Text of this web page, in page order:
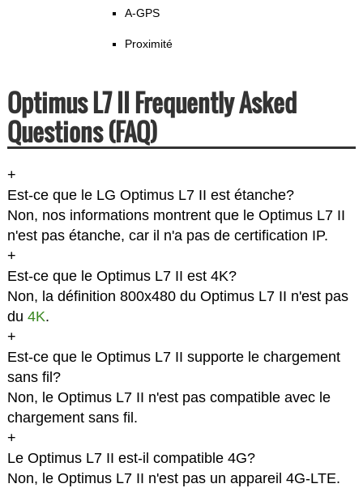
A-GPS
Proximité
Optimus L7 II Frequently Asked
Questions (FAQ)
+
Est-ce que le LG Optimus L7 II est étanche?
Non, nos informations montrent que le Optimus L7 II
n'est pas étanche, car il n'a pas de certification IP.
+
Est-ce que le Optimus L7 II est 4K?
Non, la définition 800x480 du Optimus L7 II n'est pas
du 4K.
+
Est-ce que le Optimus L7 II supporte le chargement
sans fil?
Non, le Optimus L7 II n'est pas compatible avec le
chargement sans fil.
+
Le Optimus L7 II est-il compatible 4G?
Non, le Optimus L7 II n'est pas un appareil 4G-LTE.